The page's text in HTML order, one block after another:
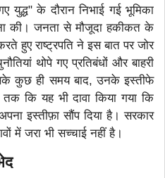
युद्ध" के दौरान निभाई गई भूमिका
की। जनता से मौजूदा हकीकत के
हुए राष्ट्रपति ने इस बात पर जोर
थोपे गए प्रतिबंधों और बाहरी
कुछ ही समय बाद, उनके इस्तीफे
कि यह भी दावा किया गया कि
इस्तीफ़ा सौंप दिया है। सरकार
में जरा भी सच्चाई नहीं है।